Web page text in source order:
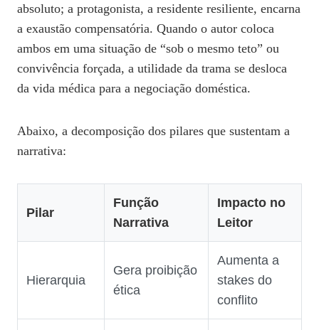
absoluto; a protagonista, a residente resiliente, encarna
a exaustão compensatória. Quando o autor coloca
ambos em uma situação de “sob o mesmo teto” ou
convivência forçada, a utilidade da trama se desloca
da vida médica para a negociação doméstica.
Abaixo, a decomposição dos pilares que sustentam a
narrativa:
Pilar
Função
Narrativa
Impacto no
Leitor
Hierarquia
Gera proibição
ética
Aumenta a
stakes do
conflito